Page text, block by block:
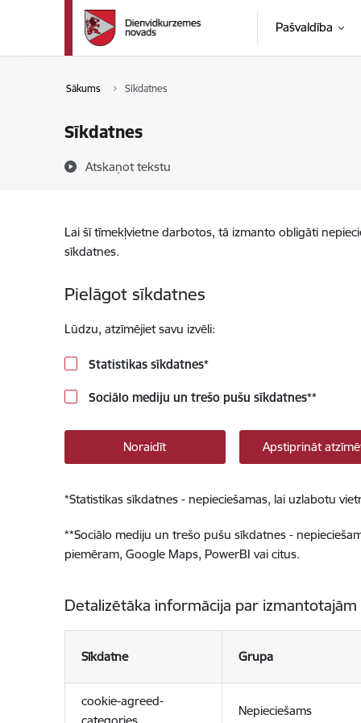
Pāriet uz lapas saturu
Pašvaldība
Sākums Sīkdatnes
Sīkdatnes
Atskaņot tekstu
Lai šī tīmekļvietne darbotos, tā izmanto obligāti
sīkdatnes.
Pielāgot sīkdatnes
Lūdzu, atzīmējiet savu izvēli:
Statistikas sīkdatnes*
Sociālo mediju un trešo pušu sīkdatnes**
Noraidīt Apstiprināt
*Statistikas sīkdatnes - nepieciešamas, lai uzlabotu
**Sociālo mediju un trešo pušu sīkdatnes -
piemēram, Google Maps, PowerBI vai citus.
Detalizētāka informācija par
Sīkdatne Grupa
cookie-agreed-
Nepieciešams